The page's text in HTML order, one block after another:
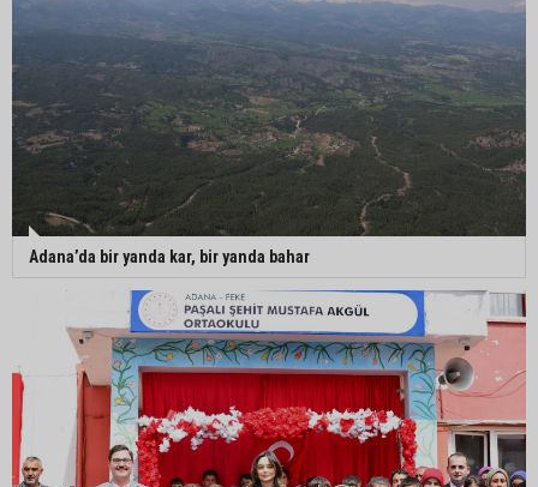
Adana’da bir yanda kar, bir yanda bahar